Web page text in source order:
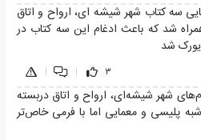
سه کتاب شهر شیشه ای، ارواح و اتاق
شد که باعث ادغام این سه کتاب در
شد
3
|
|
شهر شیشه‌ای، ارواح و اتاق دربسته
پلیسی و معمایی اما با فرمی خاص‌تر